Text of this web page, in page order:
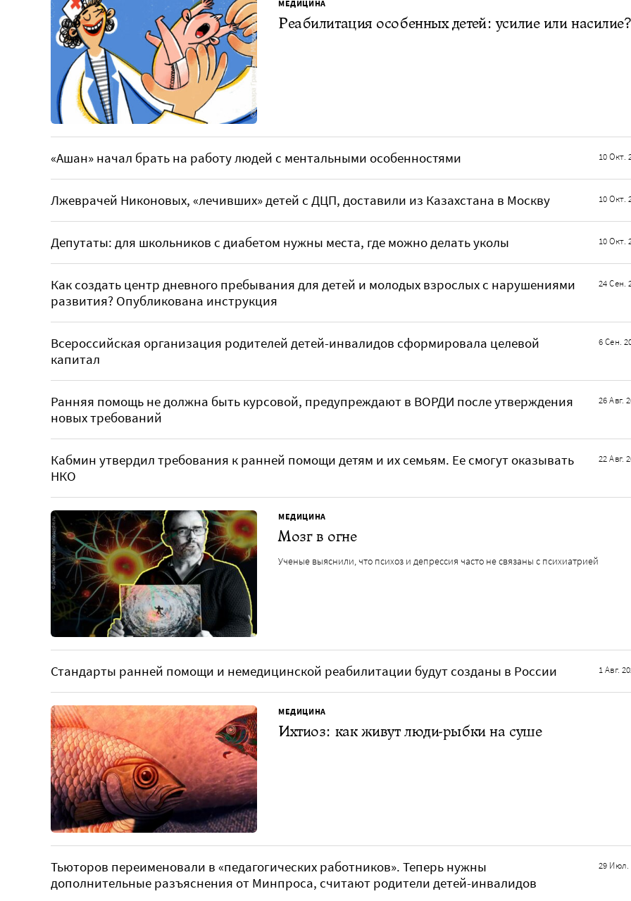
МЕДИЦИНА
Реабилитация особенных детей: усилие или насилие?
«Ашан» начал брать на работу людей с ментальными особенностями 10 Окт.
Лжеврачей Никоновых, «лечивших» детей с ДЦП, доставили из Казахстана в Москву 10 Окт.
Депутаты: для школьников с диабетом нужны места, где можно делать уколы 10 Окт.
Как создать центр дневного пребывания для детей и молодых взрослых с нарушениями
развития? Опубликована инструкция
24 Сен.
Всероссийская организация родителей детей-инвалидов сформировала целевой
капитал
6 Сен.
Ранняя помощь не должна быть курсовой, предупреждают в ВОРДИ после утверждения
новых требований
26 Авг.
Кабмин утвердил требования к ранней помощи детям и их семьям. Ее смогут оказывать
НКО
22 Авг.
МЕДИЦИНА
Мозг в огне
Ученые выяснили, что психоз и депрессия часто не связаны с психиатрией
Стандарты ранней помощи и немедицинской реабилитации будут созданы в России 1 Авг.
МЕДИЦИНА
Ихтиоз: как живут люди-рыбки на суше
Тьюторов переименовали в «педагогических работников». Теперь нужны
дополнительные разъяснения от Минпроса, считают родители детей-инвалидов
29 Июл.